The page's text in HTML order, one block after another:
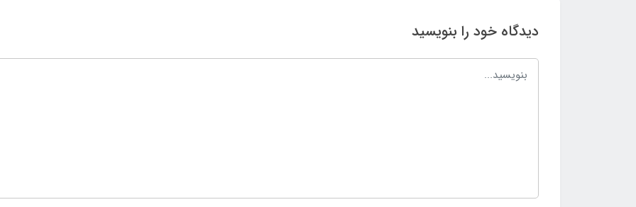
دیدگاه خود را بنویسید